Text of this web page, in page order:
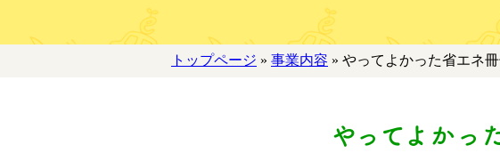
トップページ » 事業内容 » やってよかった省エネ冊
やってよかっ